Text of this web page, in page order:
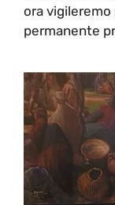
ora vigileremo
permanente